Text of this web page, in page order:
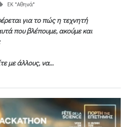
ΕΚ "Αθηνά"
για το πώς η τεχνητή
που βλέπουμε, ακούμε και
με άλλους, να...